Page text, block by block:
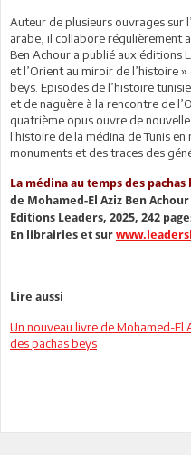
Auteur de plusieurs ouvrages sur
arabe, il collabore régulièrement
Ben Achour a publié aux éditions
et l’Orient au miroir de l’histoire
beys. Episodes de l’histoire
et de naguère à la rencontre de
quatrième opus ouvre de
l'histoire de la médina de Tunis
monuments et des traces des
La médina au temps des pachas
de Mohamed-El Aziz Ben Achour
Editions Leaders, 2025, 242
En librairies et sur
Lire aussi
Un nouveau livre de Mohamed-El
des pachas beys